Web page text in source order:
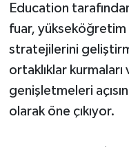
Education
fuar, yükseköğretim
stratejilerini
ortaklıklar kurmaları
genişletmeleri
olarak öne çıkıyor.